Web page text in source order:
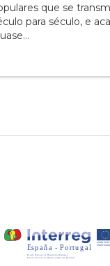
que se
para século, e